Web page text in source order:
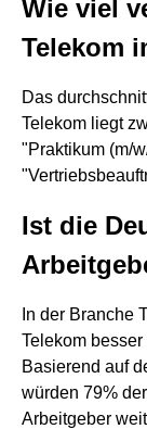
Wie viel
Telekom
Das
Telekom liegt
"Praktikum (m/
Ist die
In der Branche
Telekom
Basierend auf
würden 79%
Arbeitgeber